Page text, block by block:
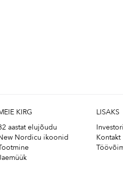
KIRG
aastat elujõudu
Nordicu ikoonid
LISAKS
Kontakt